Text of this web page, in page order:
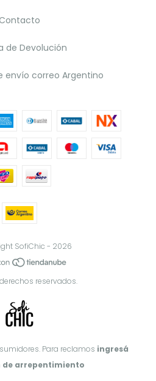
Contacto
de Devolución
envío correo Argentino
SofiChic - 2026
reservados.
Para reclamos ingresá
de arrepentimiento